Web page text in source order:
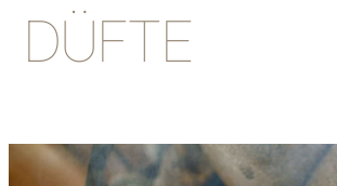
DÜFTE